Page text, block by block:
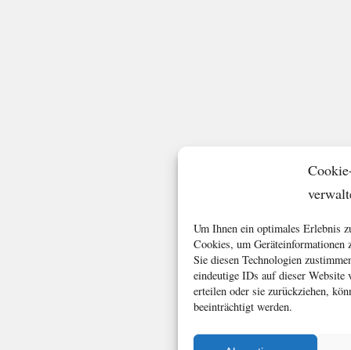
Um Ihnen ein optimales Erlebnis
Cookies, um Geräteinformationen
Sie diesen Technologien
eindeutige IDs auf dieser
erteilen oder sie zurückziehen,
beeinträchtigt werden.